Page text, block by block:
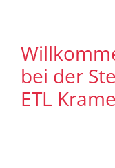
bei der
ETL